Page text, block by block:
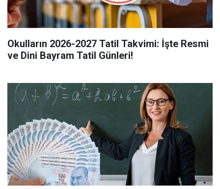
Okulların 2026-2027 Tatil Takvimi: İşte Resmi
ve Dini Bayram Tatil Günleri!